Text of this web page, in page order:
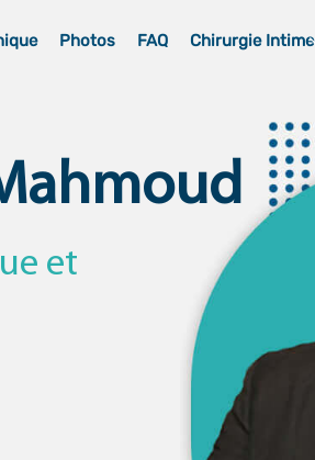
Photos FAQ Chirurgie Intime
et